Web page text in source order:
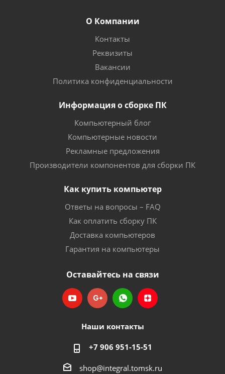
О Компании
Контакты
Реквизиты
Вакансии
Политика конфиденциальности
Информация о сборке ПК
Компьютерный блог
Компьютерные новости
Рекламные предложения
Производители компонентов для сборки ПК
Как купить компьютер
Ответы на вопросы – FAQ
Как оплатить сборку ПК
Доставка компьютеров
Гарантия на компьютеры
Оставайтесь на связи
Наши контакты
+7 906 951-15-51
shop@integral.tomsk.ru